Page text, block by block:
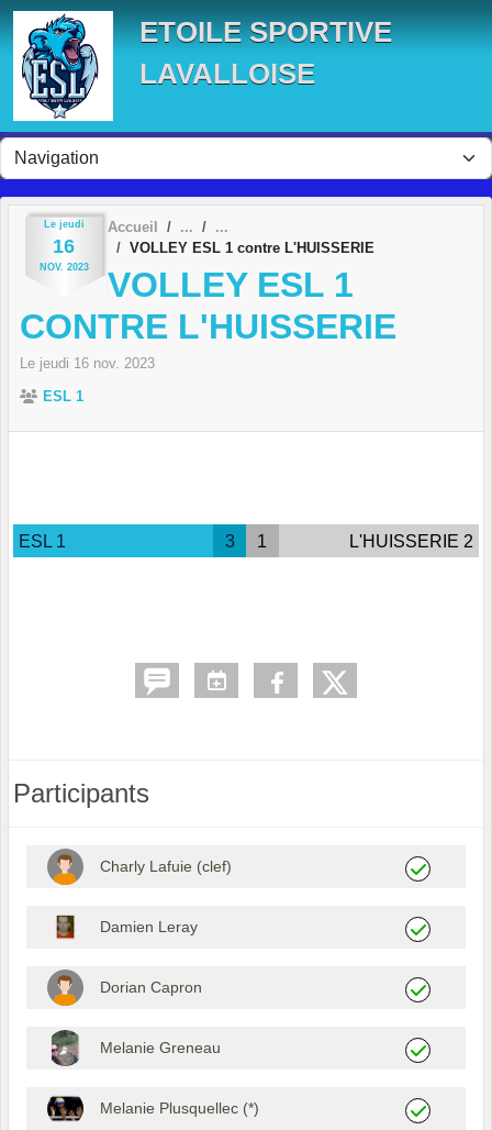
ETOILE SPORTIVE
LAVALLOISE
Le jeudi
16
NOV. 2023
Accueil
VOLLEY ESL 1 contre L'HUISSERIE
VOLLEY ESL 1
CONTRE L'HUISSERIE
Le jeudi 16 nov. 2023
ESL 1
ESL 1 3 1 L'HUISSERIE 2
Participants
Charly Lafuie (clef)
Damien Leray
Dorian Capron
Melanie Greneau
Melanie Plusquellec (*)
Panneau de gestion des cookies